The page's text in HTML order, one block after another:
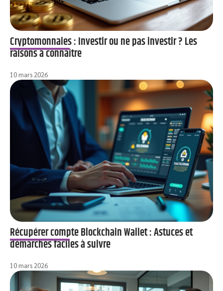
Cryptomonnaies : Investir ou ne pas investir ? Les
raisons à connaître
10 mars 2026
Récupérer compte Blockchain Wallet : Astuces et
démarches faciles à suivre
10 mars 2026